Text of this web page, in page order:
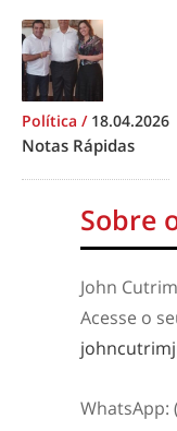
Política / 18.04.2026
Notas Rápidas
Sobre
John
Acesse o
WhatsApp: